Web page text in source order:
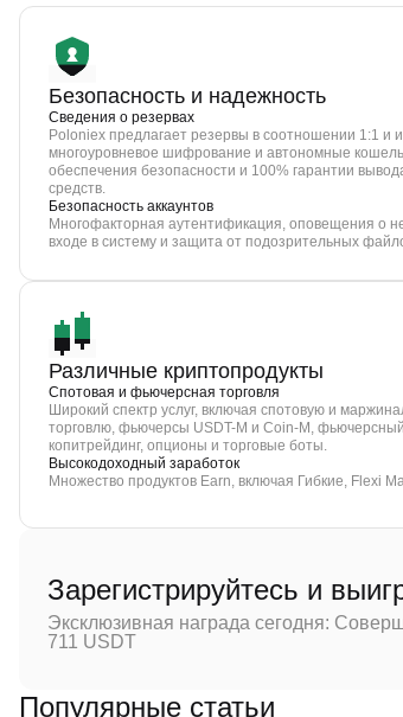
Безопасность и надежность
Сведения о резервах
Poloniex предлагает резервы в соотношении 1:1 и
многоуровневое шифрование и автономные
обеспечения безопасности и 100% гарантии
средств.
Безопасность аккаунтов
Многофакторная аутентификация, оповещения о
входе в систему и защита от подозрительных
Различные криптопродукты
Спотовая и фьючерсная торговля
Широкий спектр услуг, включая спотовую и
торговлю, фьючерсы USDT-M и Coin-M, фьючерсный
копитрейдинг, опционы и торговые боты.
Высокодоходный заработок
Множество продуктов Earn, включая Гибкие, Flexi
Зарегистрируйтесь и
Эксклюзивная награда сегодня:
711 USDT
Популярные статьи